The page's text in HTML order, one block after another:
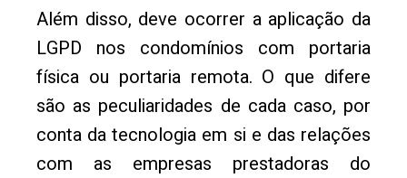
Além disso, deve ocorrer a aplicação da
LGPD nos condomínios com portaria
física ou portaria remota. O que difere
são as peculiaridades de cada caso, por
conta da tecnologia em si e das relações
com as empresas prestadoras do